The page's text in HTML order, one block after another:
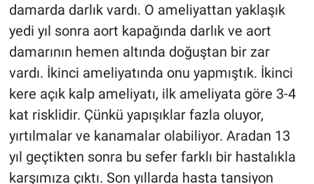
damarda darlık vardı. O ameliyattan yaklaşık
yedi yıl sonra aort kapağında darlık ve aort
damarının hemen altında doğuştan bir zar
vardı. İkinci ameliyatında onu yapmıştık. İkinci
kere açık kalp ameliyatı, ilk ameliyata göre 3-4
kat risklidir. Çünkü yapışıklar fazla oluyor,
yırtılmalar ve kanamalar olabiliyor. Aradan 13
yıl geçtikten sonra bu sefer farklı bir hastalıkla
karşımıza çıktı. Son yıllarda hasta tansiyon